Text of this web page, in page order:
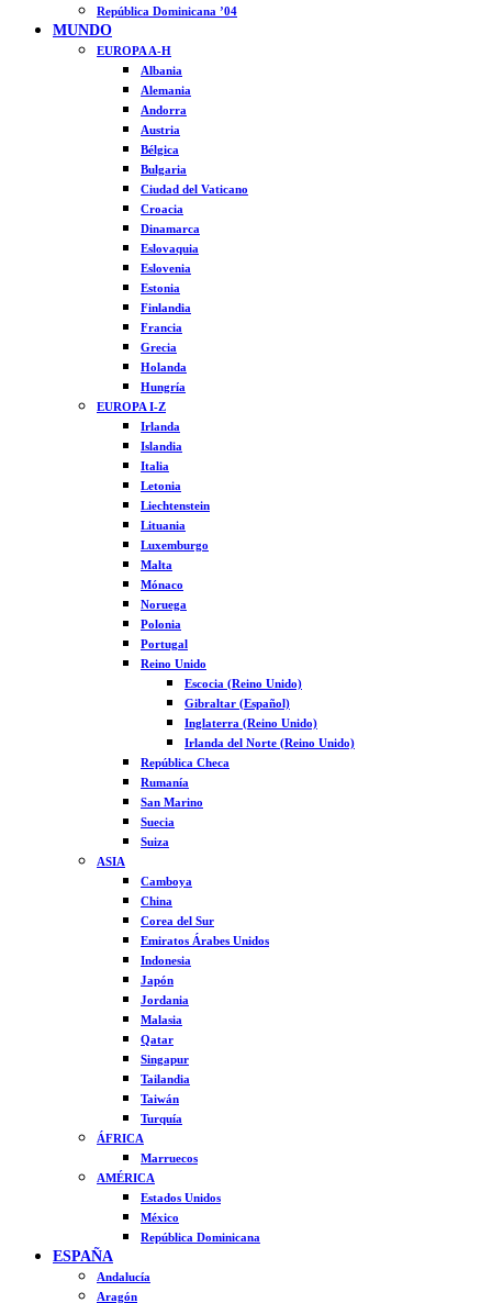
República Dominicana ’04
MUNDO
EUROPA A-H
Albania
Alemania
Andorra
Austria
Bélgica
Bulgaria
Ciudad del Vaticano
Croacia
Dinamarca
Eslovaquia
Eslovenia
Estonia
Finlandia
Francia
Grecia
Holanda
Hungría
EUROPA I-Z
Irlanda
Islandia
Italia
Letonia
Liechtenstein
Lituania
Luxemburgo
Malta
Mónaco
Noruega
Polonia
Portugal
Reino Unido
Escocia (Reino Unido)
Gibraltar (Español)
Inglaterra (Reino Unido)
Irlanda del Norte (Reino Unido)
República Checa
Rumanía
San Marino
Suecia
Suiza
ASIA
Camboya
China
Corea del Sur
Emiratos Árabes Unidos
Indonesia
Japón
Jordania
Malasia
Qatar
Singapur
Tailandia
Taiwán
Turquía
ÁFRICA
Marruecos
AMÉRICA
Estados Unidos
México
República Dominicana
ESPAÑA
Andalucía
Aragón